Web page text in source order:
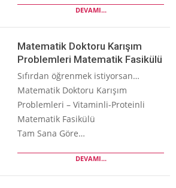
DEVAMI...
Matematik Doktoru Karışım
Problemleri Matematik Fasikülü
Sıfırdan öğrenmek istiyorsan…
Matematik Doktoru Karışım
Problemleri – Vitaminli-Proteinli
Matematik Fasikülü
Tam Sana Göre…
DEVAMI...